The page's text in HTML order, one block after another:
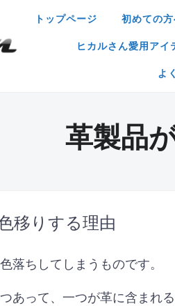
トップページ 初めての
ヒカルさん愛用ア
よ
革製品
移りする理由
落ちしてしまうものです。
あって、一つが革に含まれ